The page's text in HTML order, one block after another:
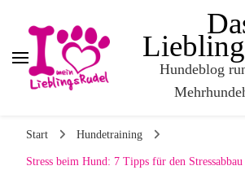
Hundeblog
Start Hundetraining
Stress beim Hund: 7 Tipps für den Stressabbau